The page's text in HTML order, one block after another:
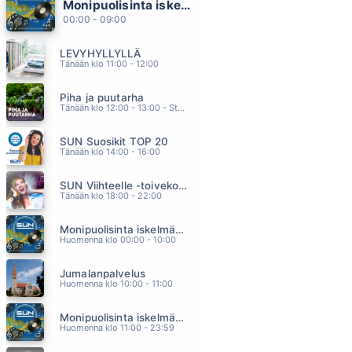
CHAIN REACTION
MURTUMATON
EN OLEKAAN VALMIS
NAPAKYMPPI
KYLLIKKI
Monipuolisinta iskelmää ja parasta poppia
00:00 - 09:00
LEVYHYLLYLLÄ
Tänään klo 11:00 - 12:00
Piha ja puutarha
Tänään klo 12:00 - 13:00 - Studiossa: Pinsiön Taimisto
SUN Suosikit TOP 20
Tänään klo 14:00 - 16:00
SUN Viihteelle -toivekonsertti
Tänään klo 18:00 - 22:00
Monipuolisinta iskelmää ja parasta poppia
Huomenna klo 00:00 - 10:00
Jumalanpalvelus
Huomenna klo 10:00 - 11:00
Monipuolisinta iskelmää ja parasta poppia
Huomenna klo 11:00 - 23:59